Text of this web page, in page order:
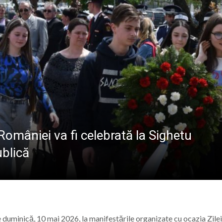
Baia Mare, la 570 de ani de la moartea lui Iancu de
vor desfășura în perioada 14–16 august
„Laurențiu Ulici” din Sighet găzduiește o nouă
Baia Mare, gazda unui eveniment internațional
ALE POMPIERILOR
va fi celebrată la Sighetu
10 mai 2026, la manifestările organizate cu ocazia Zilei